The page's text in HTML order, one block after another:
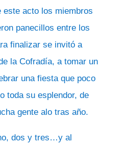
este acto los miembros
panecillos entre los
finalizar se invitó a
la Cofradía, a tomar un
una fiesta que poco
toda su esplendor, de
gente alo tras año.
dos y tres…y al